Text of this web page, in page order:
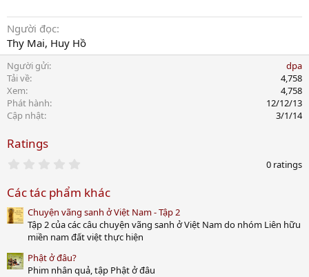
Người đọc
Thy Mai, Huy Hồ
Người gửi
dpa
Tải về
4,758
Xem
4,758
Phát hành
12/12/13
Cập nhật
3/1/14
Ratings
0
t
a
r
(
)
0 ratings
Các tác phẩm khác
Chuyện vãng sanh ở Việt Nam - Tập 2
Tập 2 của các câu chuyện vãng sanh ở Việt Nam do nhóm Liên hữu
miền nam đất việt thực hiện
Phật ở đâu?
Phim nhân quả, tập Phật ở đâu